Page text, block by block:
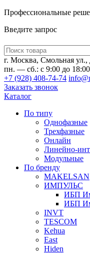
Профессиональные
Введите запрос
Введите
запрос
г. Москва, Смольная
пн. — сб.: с 9:00 до 18:00
+7 (928) 408-74-74
Заказать звонок
Каталог
По типу
Однофазные
Трехфазные
Онлайн
Линейно-
Модульные
По бренду
MAKELSAN
ИМПУЛЬС
ИБП
ИБП
INVT
TESCOM
Kehua
East
Hiden